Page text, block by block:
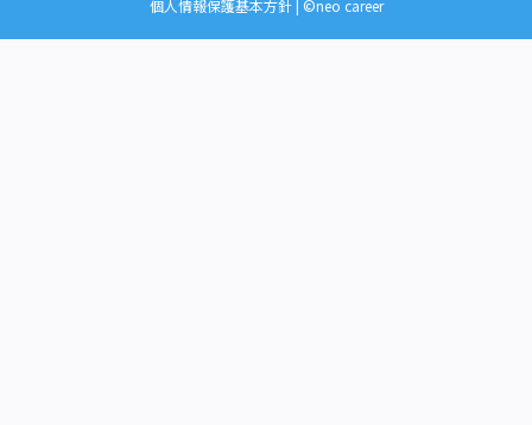
個人情報保護基本方針| ©neo career